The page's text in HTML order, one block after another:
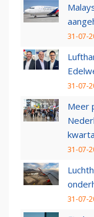
31-07-
31-07-
Meer
31-07-
31-07-